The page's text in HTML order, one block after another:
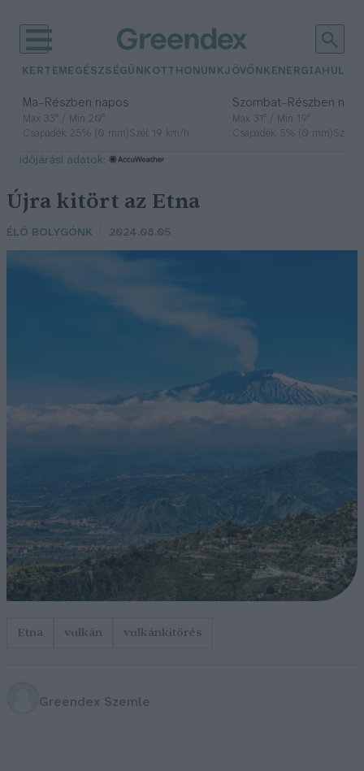
KERTEM EGÉSZSÉGÜNK OTTHONUNKJÖVŐNK ENERGIA
Ma– Részben napos
Max 33° / Min 20°
Csapadék: 25% (0 mm)Szél: 19 km/h
Szombat– Részben
Max 31° / Min 19°
Csapadék: 5% (0 mm)Szél:
időjárási adatok:
Újra kitört az Etna
ÉLŐ BOLYGÓNK 2024.08.05
Etna vulkán vulkánkitörés
Greendex Szemle